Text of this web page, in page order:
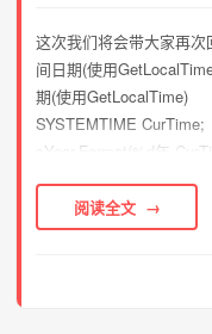
这次我们将会带大家再
间日期(使用
期(使用
SYSTEMTIME
sYear.Format(%d年
阅读全文